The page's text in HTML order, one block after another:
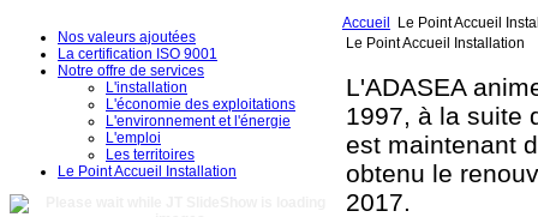
Nos valeurs ajoutées
La certification ISO 9001
Notre offre de services
L'installation
L'économie des exploitations
L'environnement et l'énergie
L'emploi
Les territoires
Le Point Accueil Installation
Accueil
Le Point Accueil
Le Point Accueil Installation
L'ADASEA
1997, à la suite
est maintenant
obtenu le
2017.